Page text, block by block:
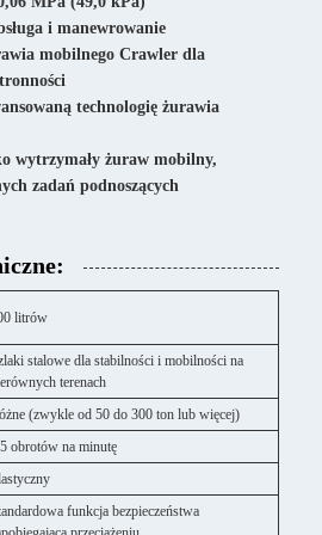
i manewrowanie
mobilnego Crawler dla
technologię żurawia
wytrzymały żuraw mobilny,
zadań podnoszących
litrów
stalowe dla stabilności i mobilności na
terenach
(zwykle od 50 do 300 ton lub więcej)
obrotów na minutę
funkcja bezpieczeństwa